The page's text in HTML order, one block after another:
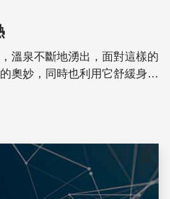
溫泉不斷地湧出，面對這樣的
奧妙，同時也利用它舒緩身心
術的創新突破之下，成為創造
儲存